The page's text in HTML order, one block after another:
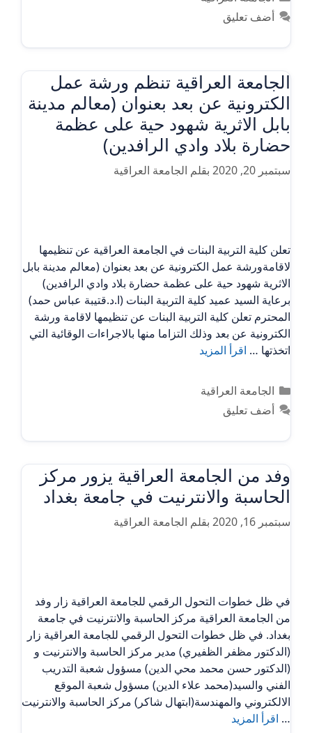
أضف تعليق
الجامعة العراقية تنظم ورشة عمل
الكترونية عن بعد بعنوان (معالم مدينة
بابل الاثرية شهود حية على عظمة
حضارة بلاد وادي الرافدين)
سبتمبر 20, 2020 بقلم الجامعة العراقية
تعلن كلية التربية البنات في الجامعة العراقية عن تنظيمها
لاقامةورشة عمل الكترونية عن بعد بعنوان (معالم مدينة بابل
الاثرية شهود حية على عظمة حضارة بلاد وادي الرافدين)
برعاية السيد عميد كلية التربية البنات (ا.د.قتيبة عباس حمد)
المحترم تعلن كلية التربية البنات عن تنظيمها لاقامة ورشة
الكترونية عن بعد وذلك التزاما منها بالاجراءات الوقائية التي
اتخذتها … اقرأ المزيد
التصنيفات
الجامعة العراقية
أضف تعليق
وفد من الجامعة العراقية يزور مركز
الحاسبة والانترنيت في جامعة بغداد
سبتمبر 16, 2020 بقلم الجامعة العراقية
في ظل خطوات التحول الرقمي للجامعة العراقية زار وفد
من الجامعة العراقية مركز الحاسبة والانترنيت في جامعة
بغداد. في ظل خطوات التحول الرقمي للجامعة العراقية زار
(الدكتور مظفر الظفيري) مدير مركز الحاسبة والانترنيت و
(الدكتور حسن محمد محي الدين) مسؤول شعبة التدريب
الفني والسيد(محمد علاء الدين) مسؤول شعبة الموقع
الالكتروني والمهندسة(ابتهال شاكر) مركز الحاسبة والانترنيت
… اقرأ المزيد